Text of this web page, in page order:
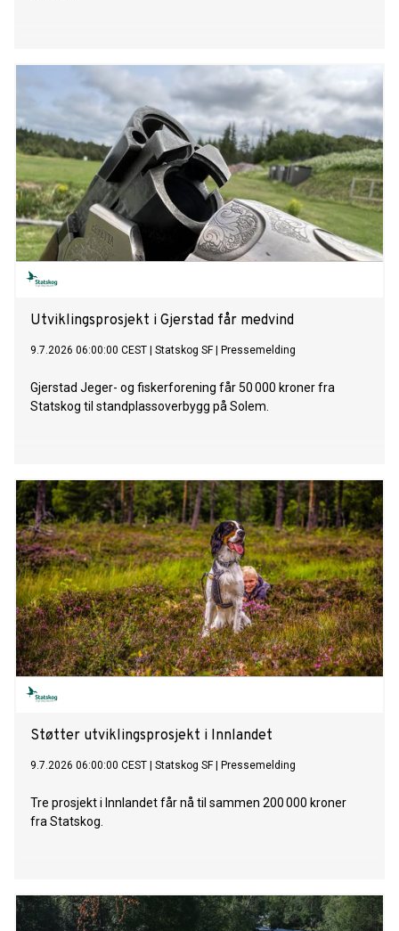
Utviklingsprosjekt i Gjerstad får medvind
9.7.2026 06:00:00 CEST Statskog SF| Pressemelding
Gjerstad Jeger- og fiskerforening får 50 000 kroner fra
Statskog til standplassoverbygg på Solem.
Støtter utviklingsprosjekt i Innlandet
9.7.2026 06:00:00 CEST Statskog SF| Pressemelding
Tre prosjekt i Innlandet får nå til sammen 200 000 kroner
fra Statskog.